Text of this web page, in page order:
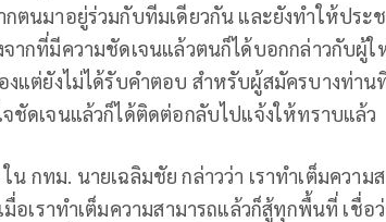
ตนมาอยู่ร่วมกับทีมเดียวกัน และยังทำให้ประ
จากที่มีความชัดเจนแล้วตนก็ได้บอกกล่าวกับ
งแต่ยังไม่ได้รับคำตอบ สำหรับผู้สมัครบางท่า
ชัดเจนแล้วก็ได้ติดต่อกลับไปแจ้งให้ทราบแล้ว
น กทม. นายเฉลิมชัย กล่าวว่า เราทำเต็มควา
มื่อเราทำเต็มความสามารถแล้วก็สู้ทุกพื้นที่ เชื่